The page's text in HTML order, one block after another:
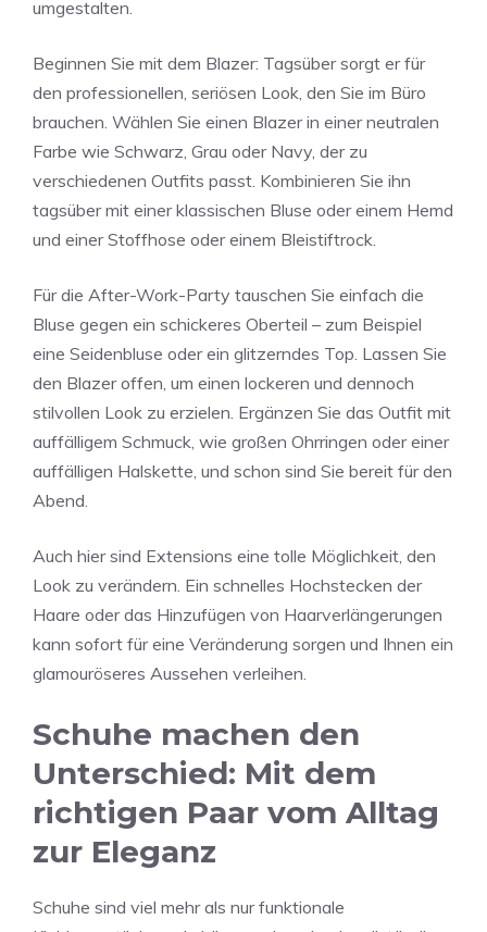
umgestalten.
Beginnen Sie mit dem Blazer: Tagsüber sorgt er für
den professionellen, seriösen Look, den Sie im Büro
brauchen. Wählen Sie einen Blazer in einer neutralen
Farbe wie Schwarz, Grau oder Navy, der zu
verschiedenen Outfits passt. Kombinieren Sie ihn
tagsüber mit einer klassischen Bluse oder einem Hemd
und einer Stoffhose oder einem Bleistiftrock.
Für die After-Work-Party tauschen Sie einfach die
Bluse gegen ein schickeres Oberteil – zum Beispiel
eine Seidenbluse oder ein glitzerndes Top. Lassen Sie
den Blazer offen, um einen lockeren und dennoch
stilvollen Look zu erzielen. Ergänzen Sie das Outfit mit
auffälligem Schmuck, wie großen Ohrringen oder einer
auffälligen Halskette, und schon sind Sie bereit für den
Abend.
Auch hier sind Extensions eine tolle Möglichkeit, den
Look zu verändern. Ein schnelles Hochstecken der
Haare oder das Hinzufügen von Haarverlängerungen
kann sofort für eine Veränderung sorgen und Ihnen ein
glamouröseres Aussehen verleihen.
Schuhe machen den
Unterschied: Mit dem
richtigen Paar vom Alltag
zur Eleganz
Schuhe sind viel mehr als nur funktionale